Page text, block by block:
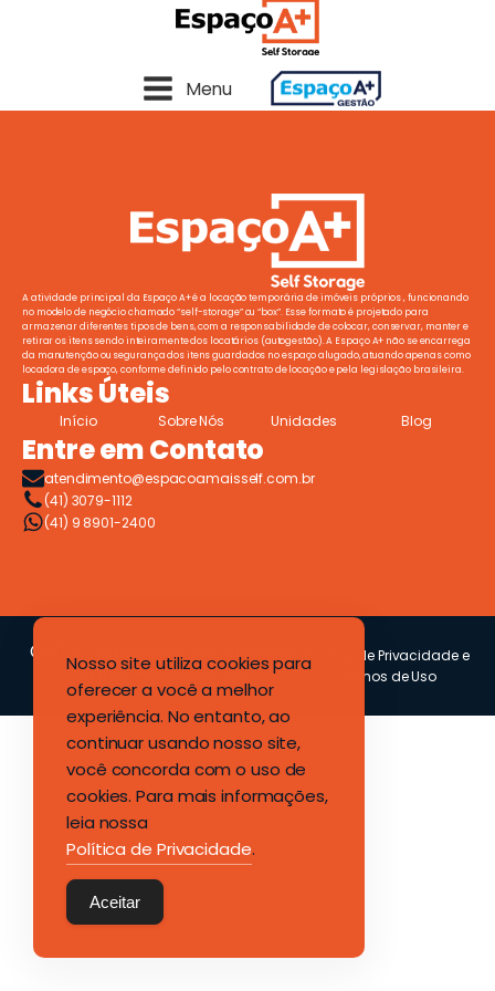
Menu
A atividade principal da Espaço A+ é a locação temporária de imóveis próprios , funcionando
no modelo de negócio chamado “self-storage” ou “box”. Esse formato é projetado para
armazenar diferentes tipos de bens, com a responsabilidade de colocar, conservar, manter e
retirar os itens sendo inteiramente dos locatários (autogestão). A Espaço A+ não se encarrega
da manutenção ou segurança dos itens guardados no espaço alugado, atuando apenas como
locadora de espaço, conforme definido pelo contrato de locação e pela legislação brasileira.
Links Úteis
Início Sobre Nós Unidades Blog
Entre em Contato
atendimento@espacoamaisself.com.br
(41) 3079-1112
(41) 9 8901-2400
©2021 -Espaço A+ Self Storage
17.985.760/0001-06
Política de Privacidade e
Termos de Uso
Nosso site utiliza cookies para
oferecer a você a melhor
experiência. No entanto, ao
continuar usando nosso site,
você concorda com o uso de
cookies. Para mais informações,
leia nossa
Política de Privacidade.
Aceitar